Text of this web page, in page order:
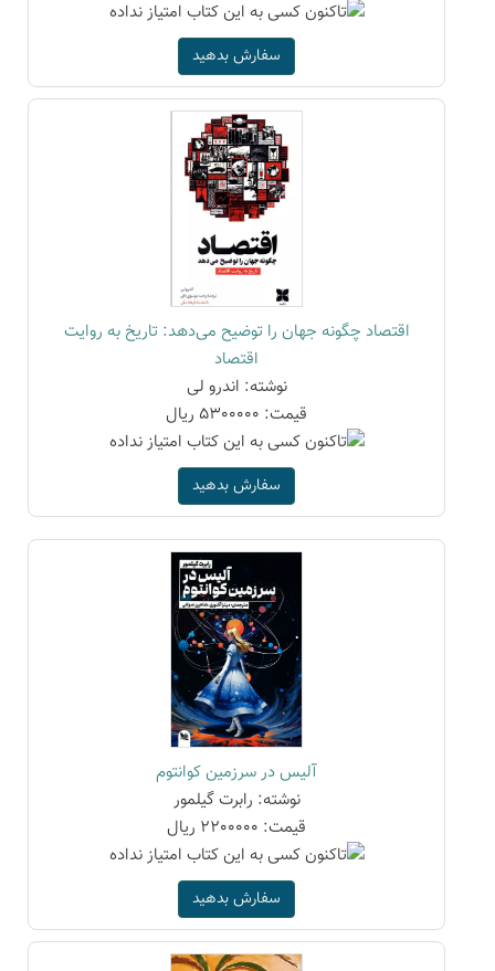
سفارش بدهید
اقتصاد چگونه جهان را توضیح می‌دهد: تاریخ به روایت
اقتصاد
نوشته: اندرو لی
قیمت: 5300000 ریال
سفارش بدهید
آلیس در سرزمین کوانتوم
نوشته: رابرت گیلمور
قیمت: 2200000 ریال
سفارش بدهید